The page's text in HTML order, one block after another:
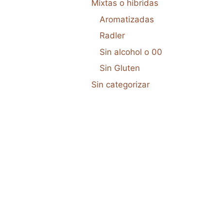
Mixtas o hibridas
Aromatizadas
Radler
Sin alcohol o 00
Sin Gluten
Sin categorizar